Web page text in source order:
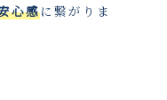
心感に繋がりま